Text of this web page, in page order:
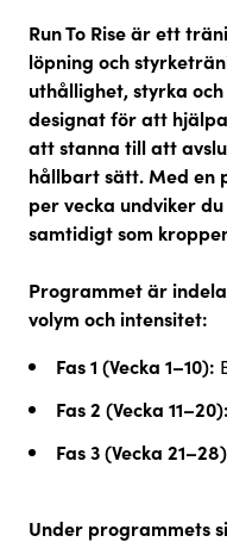
Run To Riseär ett
löpning och
uthållighet, styrka
designat för att
att stanna till att
hållbart sätt. Med en
per vecka undviker
samtidigt som
Programmet är
volym och intensitet:
Fas 1 (Vecka 1–10):
Fas 2 (Vecka 11–20):
Fas 3 (Vecka
Under programmets